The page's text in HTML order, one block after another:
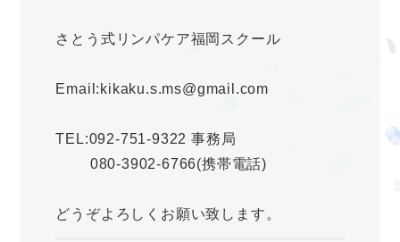
さとう式リンパケア福岡スクール
Email:kikaku.s.ms@gmail.com
TEL:092-751-9322 事務局
080-3902-6766(携帯電話)
どうぞよろしくお願い致します。